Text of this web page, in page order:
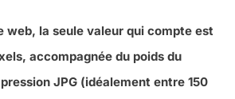
web, la seule valeur qui compte est
accompagnée du poids du
JPG (idéalement entre 150